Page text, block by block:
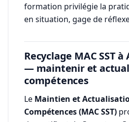
formation privilégie la
en situation, gage de
Recyclage MAC SST
— maintenir et
compétences
Le Maintien et
Compétences (MAC SST)